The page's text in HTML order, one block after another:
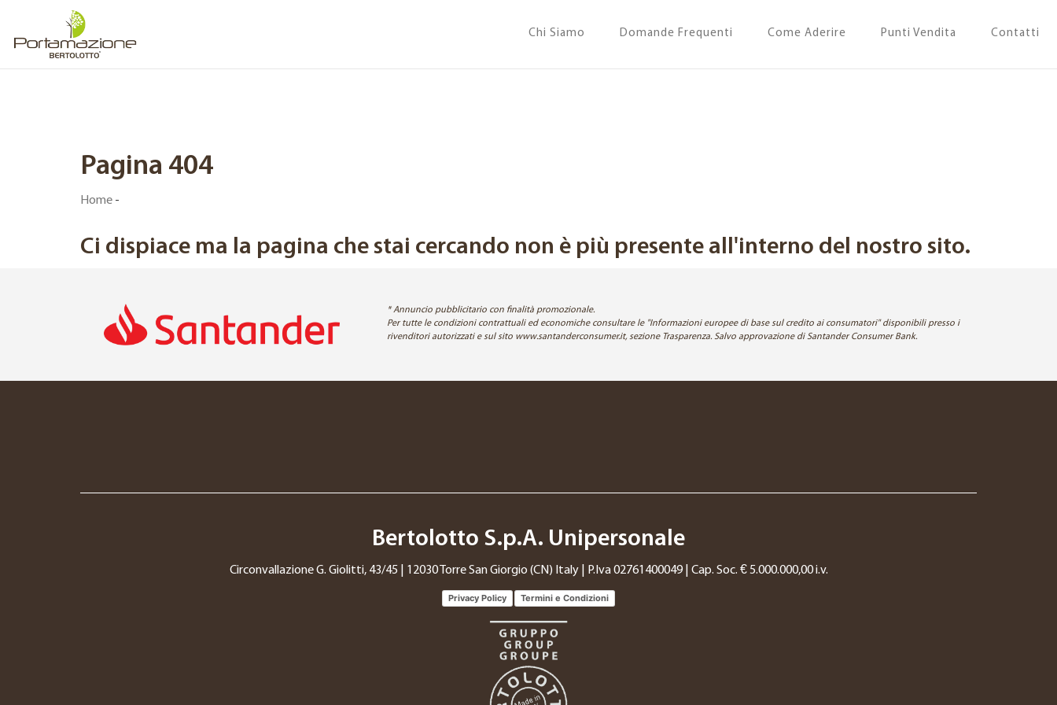
Chi Siamo Domande Frequenti Come Aderire Punti Vendita Contatti
Pagina 404
Home -
Ci dispiace ma la pagina che stai cercando non è più presente all'interno del nostro sito.
* Annuncio pubblicitario con finalità promozionale.
Per tutte le condizioni contrattuali ed economiche consultare le "Informazioni europee di base sul credito ai consumatori" disponibili presso i
rivenditori autorizzati e sul sito www.santanderconsumer.it, sezione Trasparenza. Salvo approvazione di Santander Consumer Bank.
Bertolotto S.p.A. Unipersonale
Circonvallazione G. Giolitti, 43/45 | 12030 Torre San Giorgio (CN) Italy | P.Iva 02761400049 | Cap. Soc. € 5.000.000,00 i.v.
Privacy Policy Termini e Condizioni